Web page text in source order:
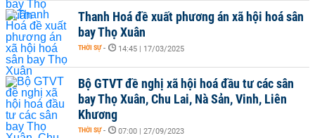
Thanh Hoá đề xuất phương án xã hội hoá sân
bay Thọ Xuân
THỜI SỰ - 14:45 | 17/03/2025
Bộ GTVT đề nghị xã hội hoá đầu tư các sân
bay Thọ Xuân, Chu Lai, Nà Sản, Vinh, Liên
Khương
THỜI SỰ - 07:00 | 27/09/2023